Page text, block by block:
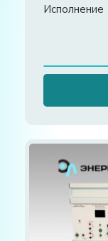
Исполнение